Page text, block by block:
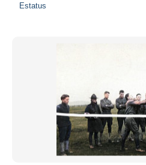
Estatus